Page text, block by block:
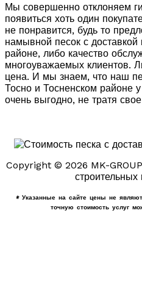
Мы совершенно отклоняем
появиться хоть один
не понравится, будь то
намывной песок с
районе, либо качество
многоуважаемых клиентов.
цена. И мы знаем, что наш
Тосно и Тосненском районе
очень выгодно, не тратя
Copyright © 2026 MK-
* Указанные на сайте цены не
точную стоимость услуг